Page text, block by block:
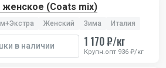
женское (Coats mix)
Женский Зима Италия
в наличии 1 170 ₽/кг
Крупн.опт 936 ₽/кг